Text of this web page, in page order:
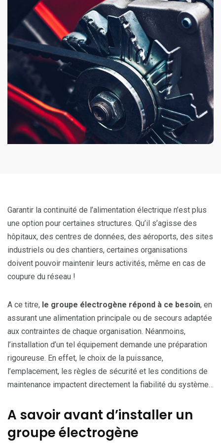
Garantir la continuité de l’alimentation électrique n’est plus
une option pour certaines structures. Qu’il s’agisse des
hôpitaux, des centres de données, des aéroports, des sites
industriels ou des chantiers, certaines organisations
doivent pouvoir maintenir leurs activités, même en cas de
coupure du réseau !
A ce titre, le groupe électrogène répond à ce besoin, en
assurant une alimentation principale ou de secours adaptée
aux contraintes de chaque organisation. Néanmoins,
l’installation d’un tel équipement demande une préparation
rigoureuse. En effet, le choix de la puissance,
l’emplacement, les règles de sécurité et les conditions de
maintenance impactent directement la fiabilité du système…
A savoir avant d’installer un
groupe électrogène